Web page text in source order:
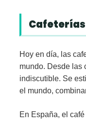
Cafeterías
Hoy en día, las
mundo. Desde las
indiscutible. Se
el mundo,
En España, el